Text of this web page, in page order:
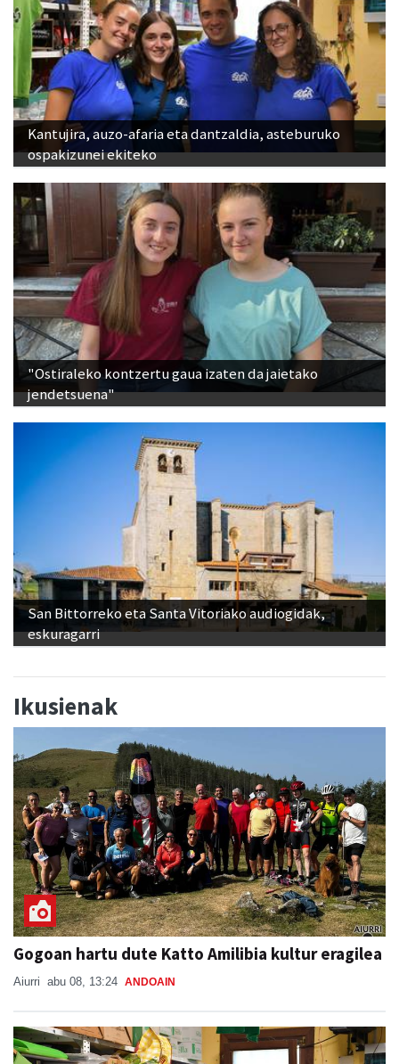
Kantujira, auzo-afaria eta dantzaldia, asteburuko
ospakizunei ekiteko
"Ostiraleko kontzertu gaua izaten da jaietako
jendetsuena"
San Bittorreko eta Santa Vitoriako audiogidak,
eskuragarri
Gogoan hartu dute Katto Amilibia kultur eragilea